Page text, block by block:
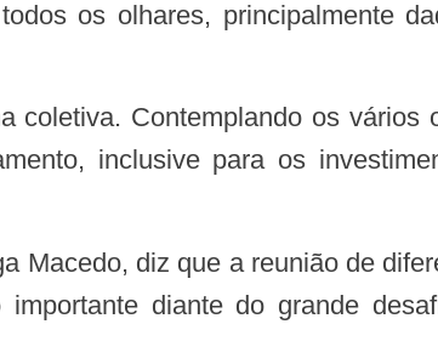
inclusive para os
diante do grande